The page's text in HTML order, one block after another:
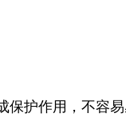
护作用，不容